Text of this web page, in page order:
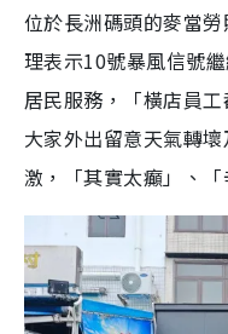
位於長洲碼頭的麥當
理表示10號暴風信號
居民服務，「橫店員
大家外出留意天氣轉
激，「其實太癲」、「